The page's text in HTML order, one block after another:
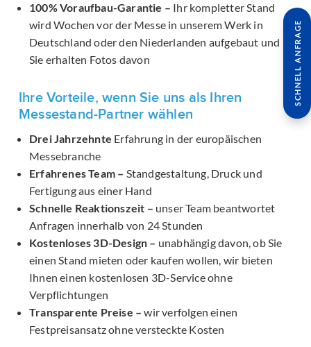
100% Voraufbau-Garantie – Ihr kompletter Stand
wird Wochen vor der Messe in unserem Werk in
Deutschland oder den Niederlanden aufgebaut und
Sie erhalten Fotos davon
Ihre Vorteile, wenn Sie uns als Ihren
Messestand-Partner wählen
Drei Jahrzehnte Erfahrung in der europäischen
Messebranche
Erfahrenes Team – Standgestaltung, Druck und
Fertigung aus einer Hand
Schnelle Reaktionszeit – unser Team beantwortet
Anfragen innerhalb von 24 Stunden
Kostenloses 3D-Design – unabhängig davon, ob Sie
einen Stand mieten oder kaufen wollen, wir bieten
Ihnen einen kostenlosen 3D-Service ohne
Verpflichtungen
Transparente Preise – wir verfolgen einen
Festpreisansatz ohne versteckte Kosten
SCHNELL ANFRAGE